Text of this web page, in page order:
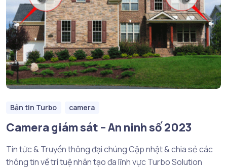
Bản tin Turbo camera
Camera giám sát – An ninh số 2023
Tin tức & Truyền thông đại chúng Cập nhật & chia sẻ các
thông tin về trí tuệ nhân tạo đa lĩnh vực Turbo Solution